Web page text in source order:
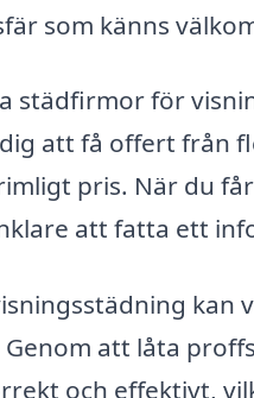
som känns
städfirmor för
att få offert från
pris. När du
att fatta ett
kan
att låta
och effektivt,